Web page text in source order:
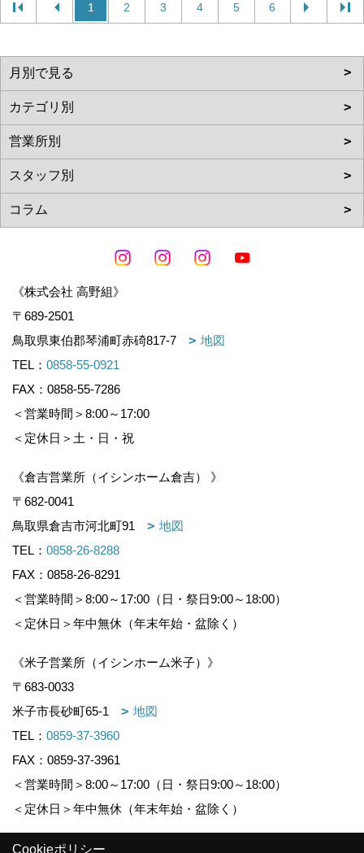
1 2 3 4 5 6
《株式会社 高野組》
〒689-2501
鳥取県東伯郡琴浦町赤碕817-7
地図
TEL： 0858-55-0921
FAX：0858-55-7286
＜営業時間＞8:00～17:00
＜定休日＞土・日・祝
《倉吉営業所（イシンホーム倉吉） 》
〒682-0041
鳥取県倉吉市河北町91
地図
TEL： 0858-26-8288
FAX：0858-26-8291
＜営業時間＞8:00～17:00（日・祭日9:00～18:00）
＜定休日＞年中無休（年末年始・盆除く）
《米子営業所（イシンホーム米子）》
〒683-0033
米子市長砂町65-1
地図
TEL： 0859-37-3960
FAX：0859-37-3961
＜営業時間＞8:00～17:00（日・祭日9:00～18:00）
＜定休日＞年中無休（年末年始・盆除く）
Cookieポリシー